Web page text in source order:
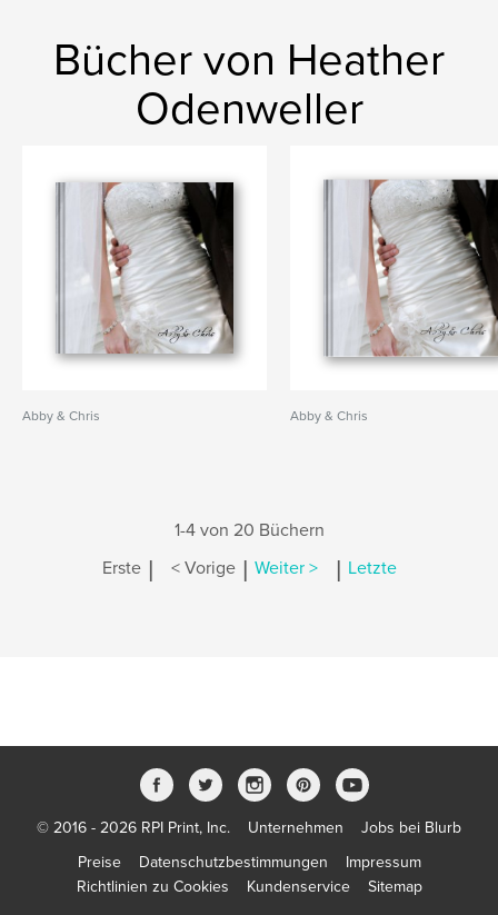
Bücher von Heather
Odenweller
Abby & Chris Abby & Chris
1-4 von 20 Büchern
Erste | < Vorige | Weiter > | Letzte
© 2016 - 2026 RPI Print, Inc. Unternehmen
Jobs bei Blurb
Preise
Datenschutzbestimmungen
Impressum
Richtlinien zu Cookies
Kundenservice Sitemap